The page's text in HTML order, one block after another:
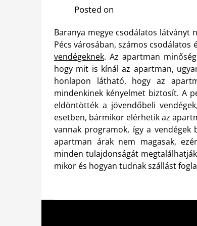
Posted on
Baranya megye csodálatos látványt
Pécs városában, számos
vendégeknek. Az apartman
hogy mit is kínál az apartman,
honlapon látható, hogy az
mindenkinek kényelmet biztosít.A
eldöntötték a jövendőbeli
esetben, bármikor elérhetik az
vannak programok, így a vendégek
apartman árak nem magasak,
minden tulajdonságát
mikor és hogyan tudnak szállást